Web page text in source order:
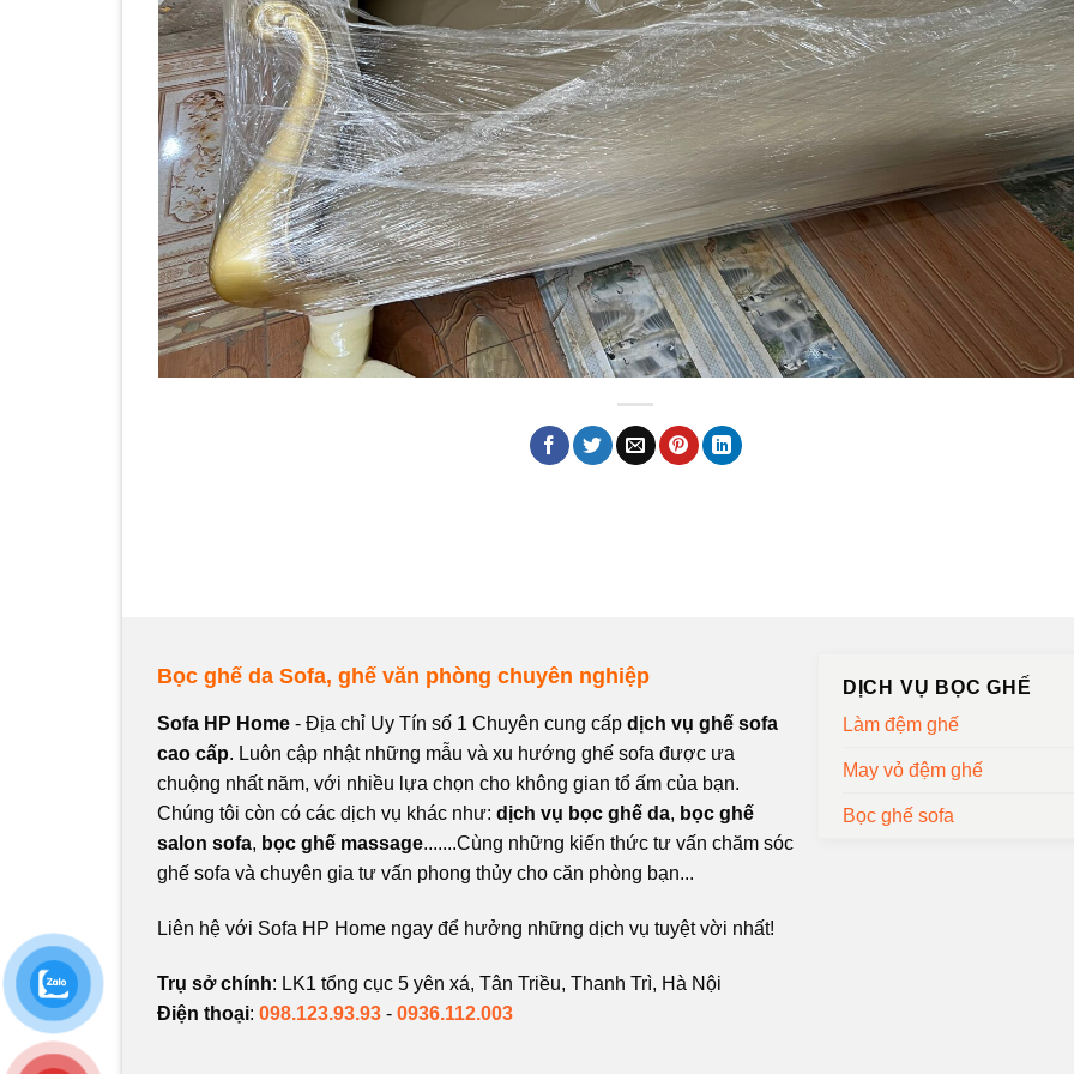
Bọc ghế da Sofa, ghế văn phòng chuyên nghiệp
Sofa HP Home- Địa chỉ Uy Tín số 1 Chuyên cung cấp dịch vụ ghế sofa
cao cấp. Luôn cập nhật những mẫu và xu hướng ghế sofa được ưa
chuộng nhất năm, với nhiều lựa chọn cho không gian tổ ấm của bạn.
Chúng tôi còn có các dịch vụ khác như: dịch vụ bọc ghế da, bọc ghế
salon sofa, bọc ghế massage.......Cùng những kiến thức tư vấn chăm sóc
ghế sofa và chuyên gia tư vấn phong thủy cho căn phòng bạn...
Liên hệ với Sofa HP Home ngay để hưởng những dịch vụ tuyệt vời nhất!
Trụ sở chính: LK1 tổng cục 5 yên xá, Tân Triều, Thanh Trì, Hà Nội
Điện thoại: 098.123.93.93- 0936.112.003
DỊCH VỤ BỌC GHẾ
Làm đệm ghế
May vỏ đệm ghế
Bọc ghế sofa